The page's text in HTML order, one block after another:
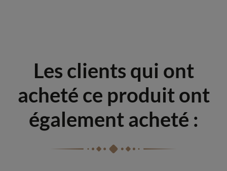
Les clients qui ont
acheté ce produit ont
également acheté :